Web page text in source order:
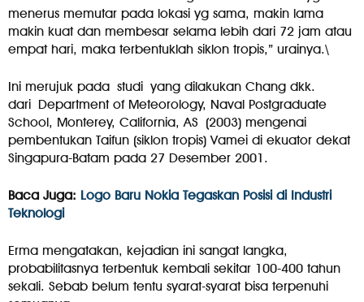
menerus memutar pada lokasi yg sama, makin lama
makin kuat dan membesar selama lebih dari 72 jam atau
empat hari, maka terbentuklah siklon tropis,” urainya.\
Ini merujuk pada studi yang dilakukan Chang dkk.
dari Department of Meteorology, Naval Postgraduate
School, Monterey, California, AS (2003) mengenai
pembentukan Taifun (siklon tropis) Vamei di ekuator dekat
Singapura-Batam pada 27 Desember 2001.
Baca Juga: Logo Baru Nokia Tegaskan Posisi di Industri
Teknologi
Erma mengatakan, kejadian ini sangat langka,
probabilitasnya terbentuk kembali sekitar 100-400 tahun
sekali. Sebab belum tentu syarat-syarat bisa terpenuhi